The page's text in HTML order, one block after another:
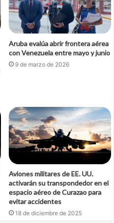
Aruba evalúa abrir frontera aérea
con Venezuela entre mayo y junio
9 de marzo de 2026
Aviones militares de EE. UU.
activarán su transpondedor en el
espacio aéreo de Curazao para
evitar accidentes
18 de diciembre de 2025